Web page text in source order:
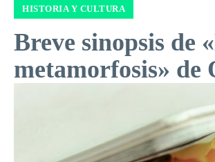
HISTORIA Y CULTURA
Breve sinopsis de
metamorfosis» de